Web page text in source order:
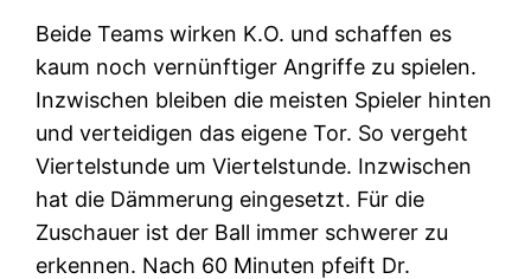
Beide Teams wirken K.O. und schaffen es
kaum noch vernünftiger Angriffe zu spielen.
Inzwischen bleiben die meisten Spieler hinten
und verteidigen das eigene Tor. So vergeht
Viertelstunde um Viertelstunde. Inzwischen
hat die Dämmerung eingesetzt. Für die
Zuschauer ist der Ball immer schwerer zu
erkennen. Nach 60 Minuten pfeift Dr.